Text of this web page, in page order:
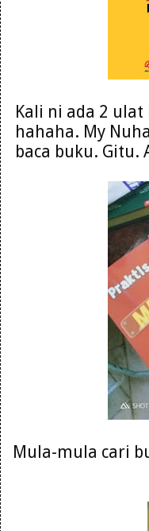
Kali ni ada 2
hahaha. My
baca buku.
Mula-mula cari